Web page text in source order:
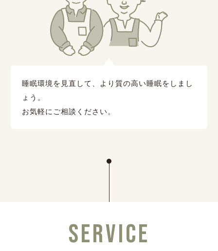
睡眠環境を見直して、より質の高い睡眠をしまし
ょう。
お気軽にご相談ください。
SERVICE